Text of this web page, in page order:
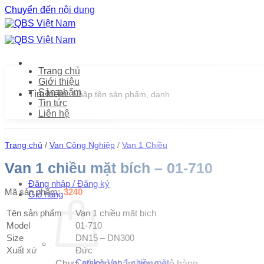
Chuyển đến nội dung
Tìm kiếm:
Đăng nhập / Đăng ký
Giỏ hàng
Trang chủ
Giới thiệu
Sản phẩm
Tin tức
Liên hệ
Trang chủ / Van Công Nghiệp / Van 1 Chiều
Van 1 chiều mặt bích – 01-710
Mã sản phẩm: 3240
Tên sản phẩm
Van 1 chiều mặt bích
Model
01-710
Size
DN15 – DN300
Xuất xứ
Đức